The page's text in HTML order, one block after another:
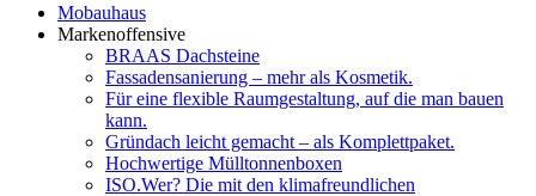
Mobauhaus
Markenoffensive
BRAAS Dachsteine
Fassadensanierung – mehr als Kosmetik.
Für eine flexible Raumgestaltung, auf die man bauen
kann.
Gründach leicht gemacht – als Komplettpaket.
Hochwertige Mülltonnenboxen
ISO.Wer? Die mit den klimafreundlichen